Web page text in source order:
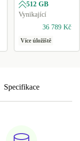
512 GB
Vynikající
36 789 Kč
Více úložiště
Specifikace